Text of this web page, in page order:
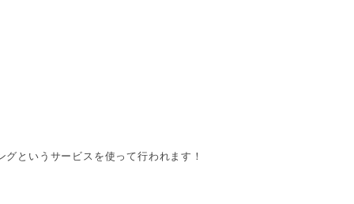
というサービスを使って行われます！